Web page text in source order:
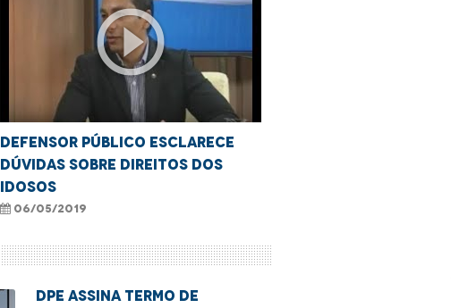
play_circle_outline
Defensor Público esclarece
dúvidas sobre direitos dos
idosos
06/05/2019
DPE assina termo de